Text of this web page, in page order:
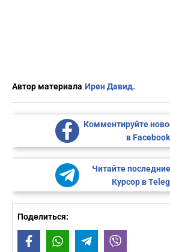
Автор материала Ирен Давид.
Комментируйте
в Facebook
Читайте
Курсор в
Поделиться:
FacebookWhatsAppTelegram